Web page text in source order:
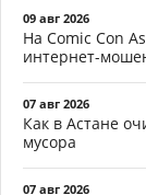
09 авг 2026
На Comic Con
интернет-
07 авг 2026
Как в Астане
мусора
07 авг 2026